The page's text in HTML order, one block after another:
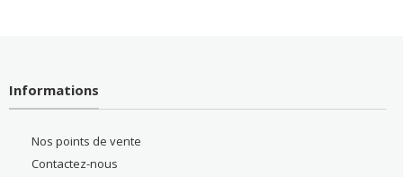
Informations
Nos points de vente
Contactez-nous